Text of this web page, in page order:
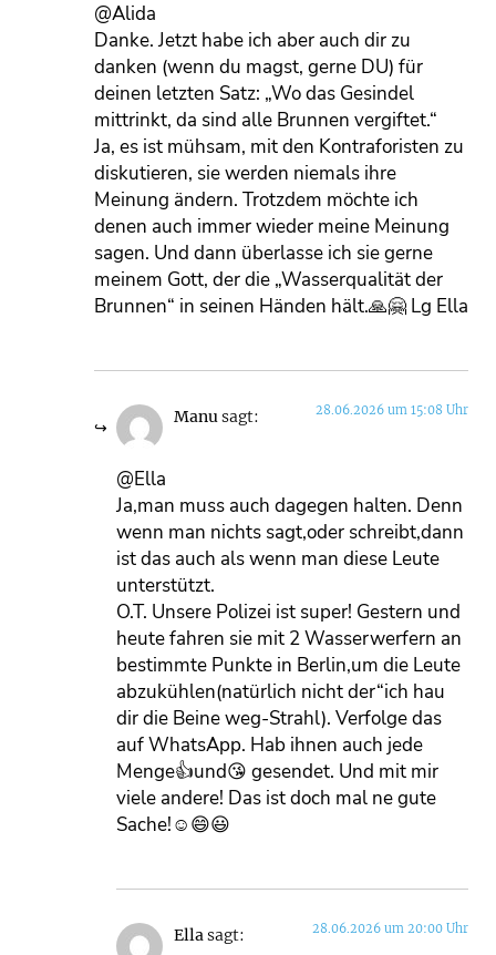
@Alida
Danke. Jetzt habe ich aber auch dir zu
danken (wenn du magst, gerne DU) für
deinen letzten Satz: „Wo das Gesindel
mittrinkt, da sind alle Brunnen vergiftet.“
Ja, es ist mühsam, mit den Kontraforisten zu
diskutieren, sie werden niemals ihre
Meinung ändern. Trotzdem möchte ich
denen auch immer wieder meine Meinung
sagen. Und dann überlasse ich sie gerne
meinem Gott, der die „Wasserqualität der
Brunnen“ in seinen Händen hält.🙏🤗 Lg Ella
Manusagt: 28.06.2026 um 15:08 Uhr
@Ella
Ja,man muss auch dagegen halten. Denn
wenn man nichts sagt,oder schreibt,dann
ist das auch als wenn man diese Leute
unterstützt.
O.T. Unsere Polizei ist super! Gestern und
heute fahren sie mit 2 Wasserwerfern an
bestimmte Punkte in Berlin,um die Leute
abzukühlen(natürlich nicht der“ich hau
dir die Beine weg-Strahl). Verfolge das
auf WhatsApp. Hab ihnen auch jede
Menge👍und😘 gesendet. Und mit mir
viele andere! Das ist doch mal ne gute
Sache!☺️😄😃
Ellasagt: 28.06.2026 um 20:00 Uhr